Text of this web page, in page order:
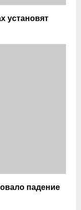
установят
падение